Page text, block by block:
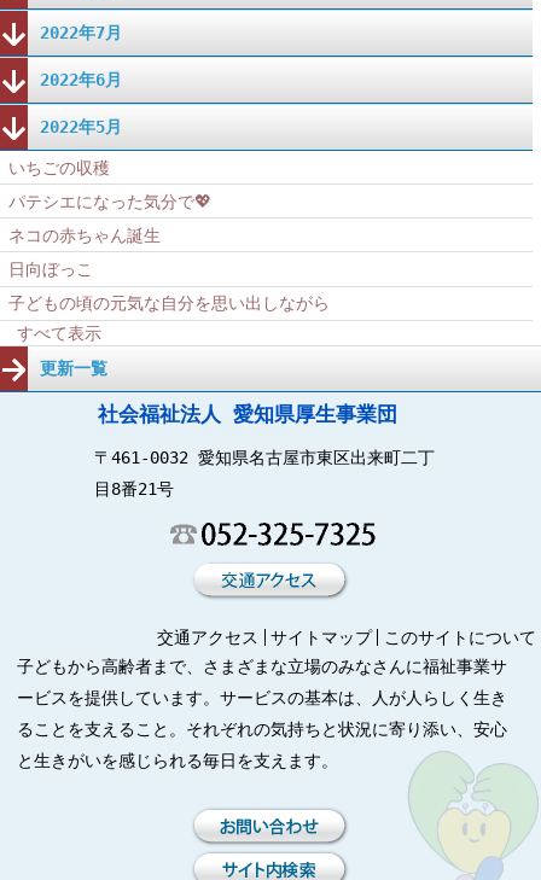
2022年7月
2022年6月
2022年5月
いちごの収穫
パテシエになった気分で💖
ネコの赤ちゃん誕生
日向ぼっこ
子どもの頃の元気な自分を思い出しながら
すべて表示
更新一覧
社会福祉法人 愛知県厚生事業団
〒461-0032 愛知県名古屋市東区出来町二丁
目8番21号
交通アクセス サイトマップ
このサイトについて
子どもから高齢者まで、さまざまな立場のみなさんに福祉事業サ
ービスを提供しています。サービスの基本は、人が人らしく生き
ることを支えること。それぞれの気持ちと状況に寄り添い、安心
と生きがいを感じられる毎日を支えます。